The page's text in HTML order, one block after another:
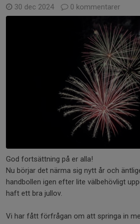
30 dec 2024 0 kommentarer
God fortsättning på er alla!
Nu börjar det närma sig nytt år och
handbollen igen efter lite välbehövligt
haft ett bra jullov.
Vi har fått förfrågan om att springa in